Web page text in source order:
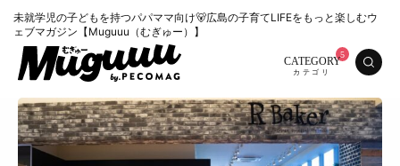
未就学児の子どもを持つパパママ向け🐻広島の子育てLIFEをもっと楽しむウ
ェブマガジン【Muguuu（むぎゅー）】
CATEGORY